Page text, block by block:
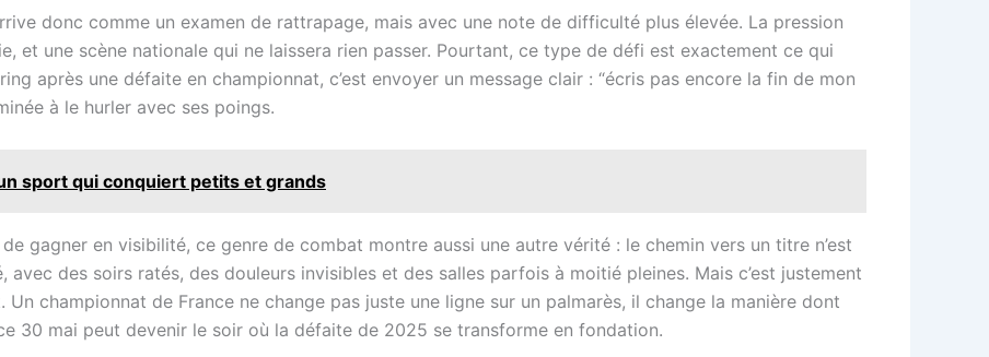
donc comme un examen de rattrapage, mais avec une note de difficulté plus élevée. La pression
et une scène nationale qui ne laissera rien passer. Pourtant, ce type de défi est exactement ce qui
après une défaite en championnat, c’est envoyer un message clair : “écris pas encore la fin de mon
à le hurler avec ses poings.
sport qui conquiert petits et grands
gagner en visibilité, ce genre de combat montre aussi une autre vérité : le chemin vers un titre n’est
avec des soirs ratés, des douleurs invisibles et des salles parfois à moitié pleines. Mais c’est justement
championnat de France ne change pas juste une ligne sur un palmarès, il change la manière dont
30 mai peut devenir le soir où la défaite de 2025 se transforme en fondation.